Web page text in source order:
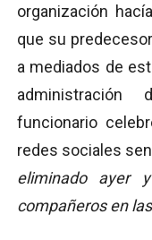
organización
que su
a mediados de
administración
funcionario
redes sociales
eliminado ayer
compañeros en